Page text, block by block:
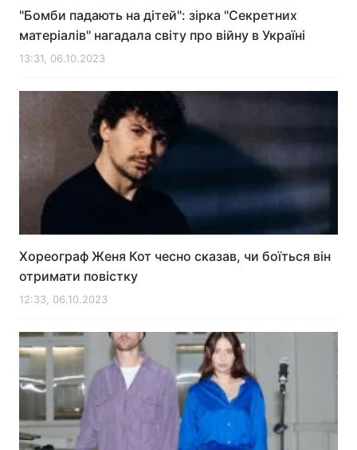
"Бомби падають на дітей": зірка "Секретних
матеріалів" нагадала світу про війну в Україні
13:31, 06.10.2023
Хореограф Женя Кот чесно сказав, чи боїться він
отримати повістку
12:33, 06.10.2023